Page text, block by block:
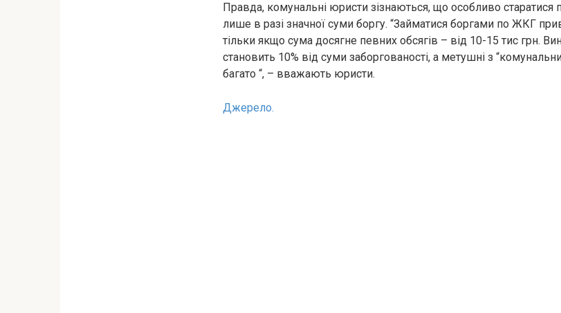
Правда, комунальні юристи зізнаються, що особливо старатися
лише в разі значної суми боргу. “Займатися боргами по ЖКГ
тільки якщо сума досягне певних обсягів – від 10-15 тис грн.
становить 10% від суми заборгованості, а метушні з
багато “, – вважають юристи.
Джерело.